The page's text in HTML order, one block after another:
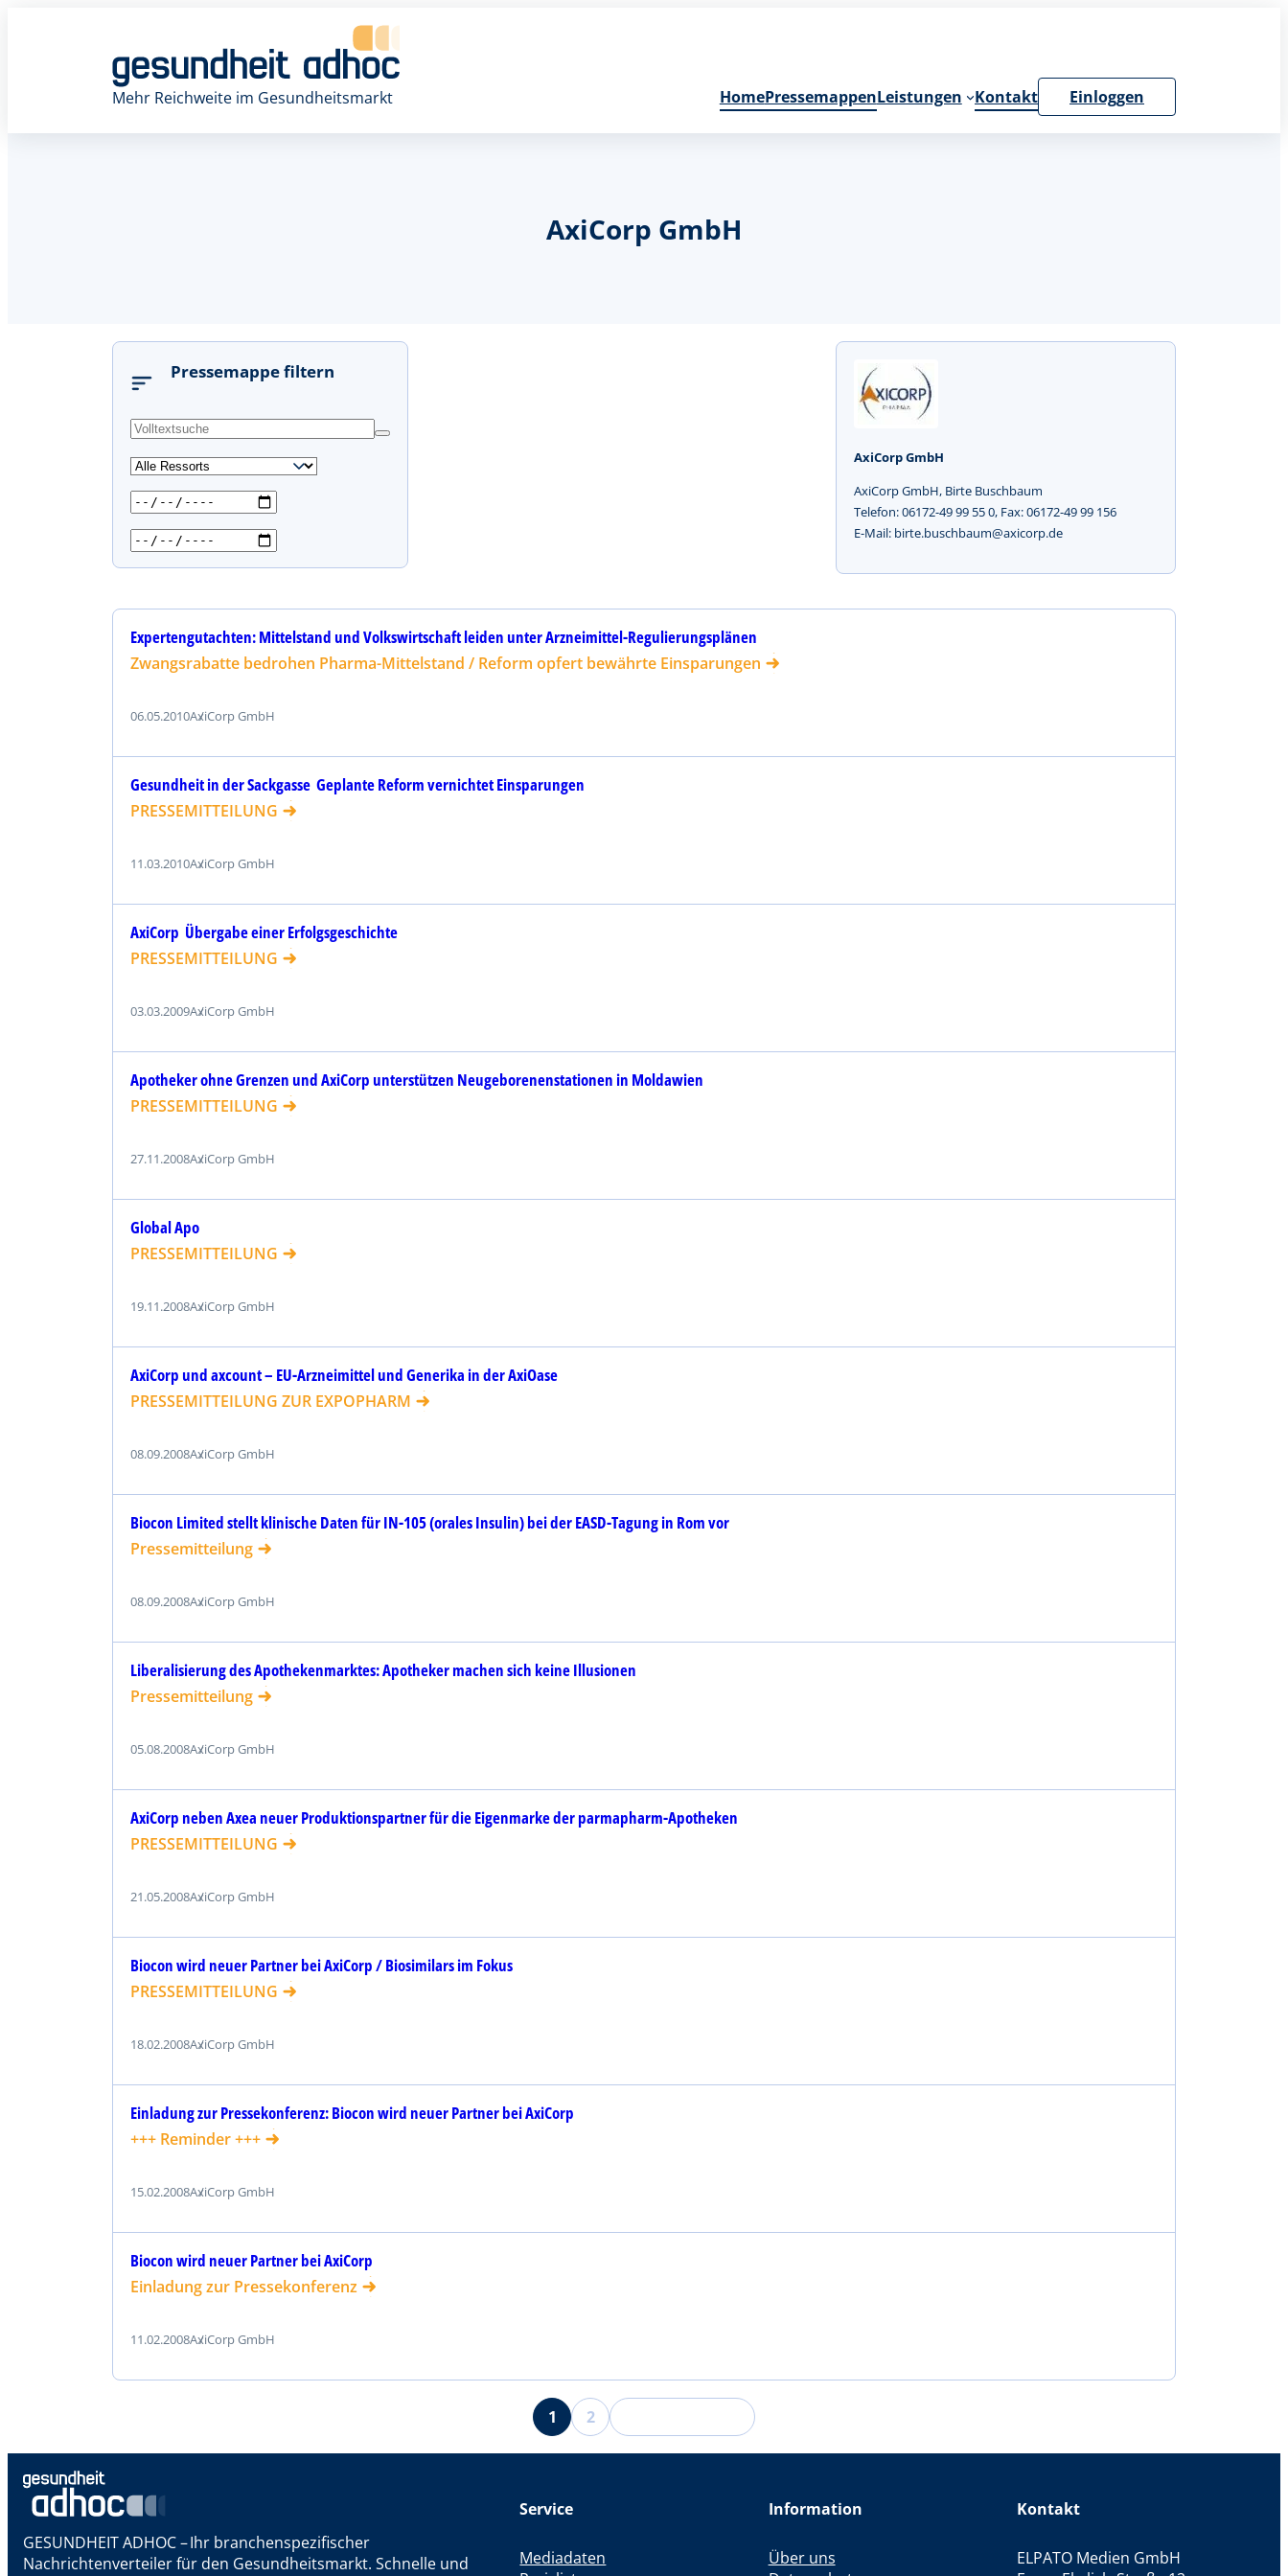
Mehr Reichweite im Gesundheitsmarkt HomePressemappenLeistungen Kontakt Einloggen
AxiCorp GmbH
Pressemappe filtern
s
AxiCorp GmbH
AxiCorp GmbH, Birte Buschbaum
Telefon: 06172-49 99 55 0, Fax: 06172-49 99 156
E-Mail: birte.buschbaum@axicorp.de
06.05.2010AxiCorp GmbH
Expertengutachten: Mittelstand und Volkswirtschaft leiden unter Arzneimittel-Regulierungsplänen
Zwangsrabatte bedrohen Pharma-Mittelstand / Reform opfert bewährte Einsparungen
11.03.2010AxiCorp GmbH
Gesundheit in der Sackgasse  Geplante Reform vernichtet Einsparungen
PRESSEMITTEILUNG
03.03.2009AxiCorp GmbH
AxiCorp  Übergabe einer Erfolgsgeschichte
PRESSEMITTEILUNG
27.11.2008AxiCorp GmbH
Apotheker ohne Grenzen und AxiCorp unterstützen Neugeborenenstationen in Moldawien
PRESSEMITTEILUNG
19.11.2008AxiCorp GmbH
Global Apo
PRESSEMITTEILUNG
08.09.2008AxiCorp GmbH
AxiCorp und axcount – EU-Arzneimittel und Generika in der AxiOase
PRESSEMITTEILUNG ZUR EXPOPHARM
08.09.2008AxiCorp GmbH
Biocon Limited stellt klinische Daten für IN-105 (orales Insulin) bei der EASD-Tagung in Rom vor
Pressemitteilung
05.08.2008AxiCorp GmbH
Liberalisierung des Apothekenmarktes: Apotheker machen sich keine Illusionen
Pressemitteilung
21.05.2008AxiCorp GmbH
AxiCorp neben Axea neuer Produktionspartner für die Eigenmarke der parmapharm-Apotheken
PRESSEMITTEILUNG
18.02.2008AxiCorp GmbH
Biocon wird neuer Partner bei AxiCorp / Biosimilars im Fokus
PRESSEMITTEILUNG
15.02.2008AxiCorp GmbH
Einladung zur Pressekonferenz: Biocon wird neuer Partner bei AxiCorp
+++ Reminder +++
11.02.2008AxiCorp GmbH
Biocon wird neuer Partner bei AxiCorp
Einladung zur Pressekonferenz
1 2
GESUNDHEIT ADHOC – Ihr branchenspezifischer
Nachrichtenverteiler für den Gesundheitsmarkt. Schnelle und
Service
Mediadaten
Information
Über uns
Kontakt
ELPATO Medien GmbH